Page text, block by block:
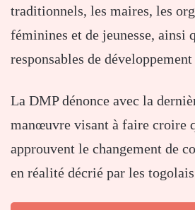
traditionnels, les maires, les
féminines et de jeunesse, ainsi
responsables de
La DMP dénonce avec la
manœuvre visant à faire croire
approuvent le changement de
en réalité décrié par les